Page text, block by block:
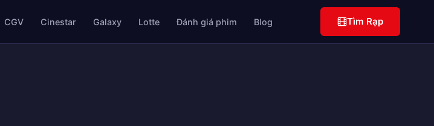
CGV Cinestar Galaxy Lotte Đánh giá phim Blog Tìm Rạp